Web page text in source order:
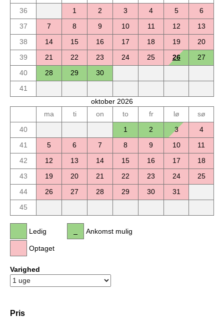
36
1 2 3 4 5
6
37
7 8 9 10 11 12
13
38
14 15 16 17 18 19
20
39
21 22 23 24 25 26
27
40
28 29
30
41
oktober 2026
ma
ti on to fr lø
sø
40
1 2 3
4
41
5 6 7 8 9 10
11
42
12 13 14 15 16 17
18
43
19 20 21 22 23 24
25
44
26 27 28 29 30
31
45
Ledig
Optaget
Ankomst mulig
Varighed
Pris